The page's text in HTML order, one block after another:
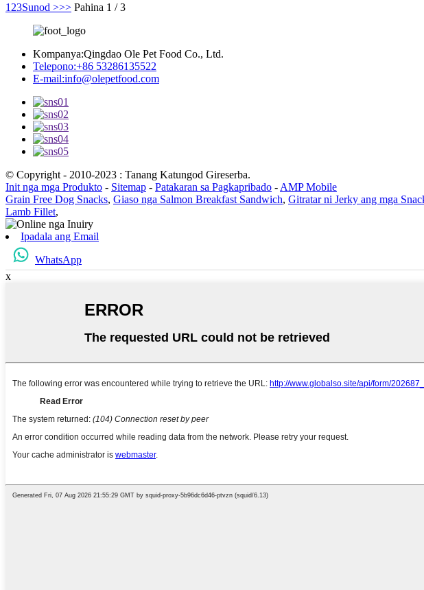
1 23Sunod >>> Pahina 1 / 3
Kompanya:Qingdao Ole Pet Food Co., Ltd.
Telepono:+86 53286135522
E-mail:info@olepetfood.com
© Copyright - 2010-2023 : Tanang Katungod Gireserba.
Init nga mga Produkto - Sitemap - Patakaran sa Pagkapribado - AMP Mobile
Grain Free Dog Snacks, Giaso nga Salmon Breakfast Sandwich, Gitratar ni Jerky ang mga
Lamb Fillet,
Ipadala ang Email
WhatsApp
x